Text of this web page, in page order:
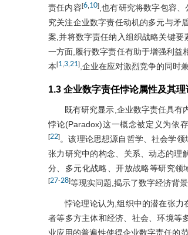
责任内容[6, 10],也有研究将数字包容
究关注企业数字责任动机的多元与矛
案,并将数字责任纳入组织战略关键要
一方面,履行数字责任有助于增强利益
本[1 3 21] ,企业在应对激烈竞争的同时
1.3 企业数字责任悖论属性及其理
既有研究显示,企业数字责任具有
悖论(Paradox)这一概念被定义为依
[22]。该理论思想源自哲学、社会学
张力研究中的构念、关系、动态的理
分、多元化战略、开放战略等研究领
[27-28]等现实问题,揭示了数字经济背
悖论理论认为,组织中的潜在张力
者等多方主体和经济、社会、环境等
业应用的普遍性使得企业数字责任的